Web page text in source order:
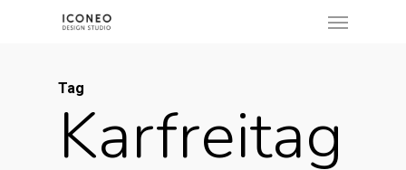
Tag
Karfreitag